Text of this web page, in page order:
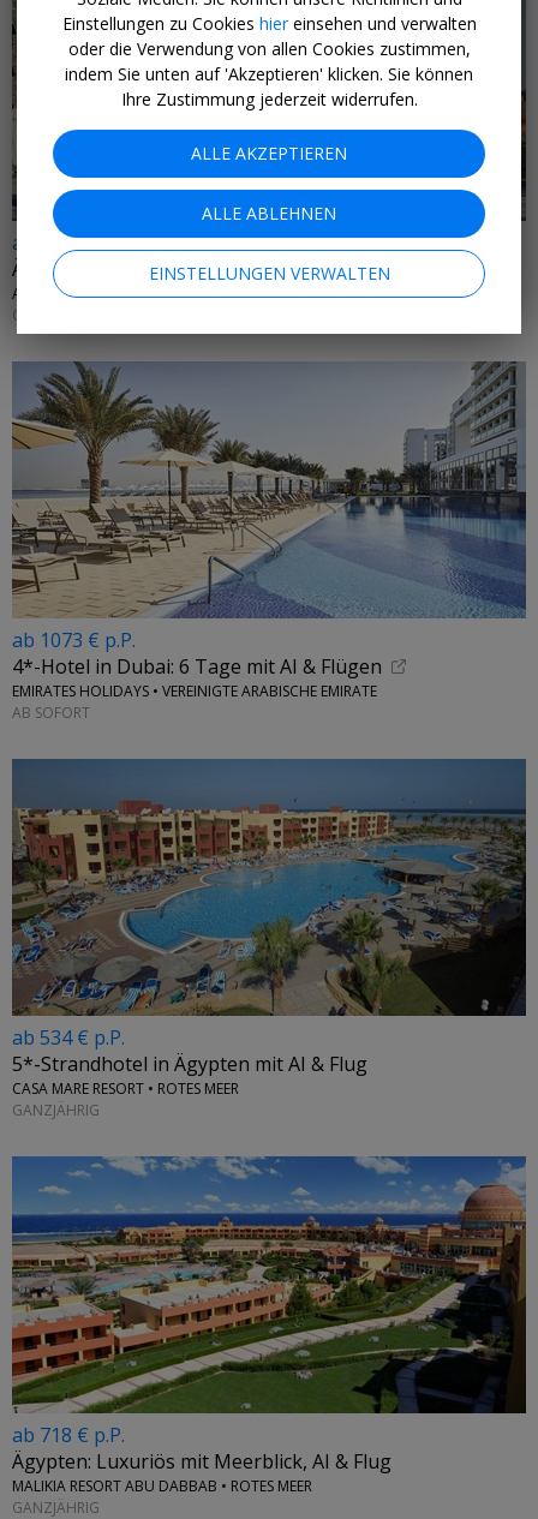
ab 570 € p.P.
Ägypten: 5*-Hotel in Marsa Alam mit AI & Flug
AMARINA JANNAH RESORT & AQUA PARK • ROTES MEER
GANZJÄHRIG
ab 1073 € p.P.
4*-Hotel in Dubai: 6 Tage mit AI & Flügen
EMIRATES HOLIDAYS • VEREINIGTE ARABISCHE EMIRATE
AB SOFORT
ab 534 € p.P.
5*-Strandhotel in Ägypten mit AI & Flug
CASA MARE RESORT • ROTES MEER
GANZJÄHRIG
ab 718 € p.P.
Ägypten: Luxuriös mit Meerblick, AI & Flug
MALIKIA RESORT ABU DABBAB • ROTES MEER
GANZJÄHRIG
Einstellungen zu Cookies hiereinsehen und verwalten
oder die Verwendung von allen Cookies zustimmen,
indem Sie unten auf 'Akzeptieren' klicken. Sie können
Ihre Zustimmung jederzeit widerrufen.
ALLE AKZEPTIEREN
ALLE ABLEHNEN
EINSTELLUNGEN VERWALTEN